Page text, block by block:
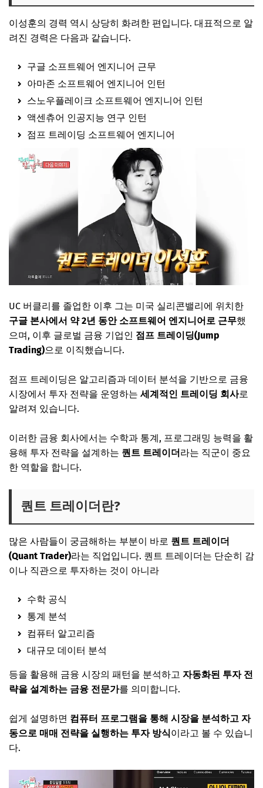
이성훈의 경력 역시 상당히 화려한 편입니다. 대표적으로 알
려진 경력은 다음과 같습니다.
구글 소프트웨어 엔지니어 근무
아마존 소프트웨어 엔지니어 인턴
스노우플레이크 소프트웨어 엔지니어 인턴
액센츄어 인공지능 연구 인턴
점프 트레이딩 소프트웨어 엔지니어
UC 버클리를 졸업한 이후 그는 미국 실리콘밸리에 위치한
구글 본사에서 약 2년 동안 소프트웨어 엔지니어로 근무했
으며, 이후 글로벌 금융 기업인 점프 트레이딩(Jump
Trading)으로 이직했습니다.
점프 트레이딩은 알고리즘과 데이터 분석을 기반으로 금융
시장에서 투자 전략을 운영하는 세계적인 트레이딩 회사로
알려져 있습니다.
이러한 금융 회사에서는 수학과 통계, 프로그래밍 능력을 활
용해 투자 전략을 설계하는 퀀트 트레이더라는 직군이 중요
한 역할을 합니다.
퀀트 트레이더란?
많은 사람들이 궁금해하는 부분이 바로 퀀트 트레이더
(Quant Trader)라는 직업입니다. 퀀트 트레이더는 단순히 감
이나 직관으로 투자하는 것이 아니라
수학 공식
통계 분석
컴퓨터 알고리즘
대규모 데이터 분석
등을 활용해 금융 시장의 패턴을 분석하고 자동화된 투자 전
략을 설계하는 금융 전문가를 의미합니다.
쉽게 설명하면 컴퓨터 프로그램을 통해 시장을 분석하고 자
동으로 매매 전략을 실행하는 투자 방식이라고 볼 수 있습니
다.